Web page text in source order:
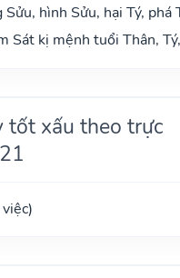
Sửu, hình Sửu, hại Tý, phá
Sát kị mệnh tuổi Thân,
tốt xấu theo trực